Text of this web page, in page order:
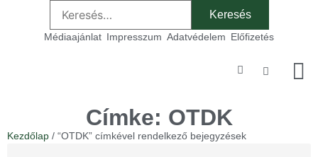
Médiaajánlat Impresszum Adatvédelem Előfizetés
Címke: OTDK
Kezdőlap / “OTDK” címkével rendelkező bejegyzések